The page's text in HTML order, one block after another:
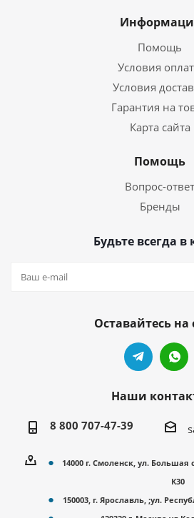
Помощь
Условия
Условия
Гарантия на
Карта сайта
Помощь
Вопрос-ответ
Бренды
Будьте всегда в
Оставайтесь на
Наши
8 800 707-47-39
14000 г. Смоленск, ул. Большая
К30
150003, г. Ярославль, ;ул.